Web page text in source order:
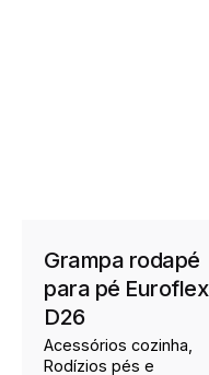
Grampa rodapé
para pé Euroflex
D26
Acessórios cozinha
Rodízios pés e